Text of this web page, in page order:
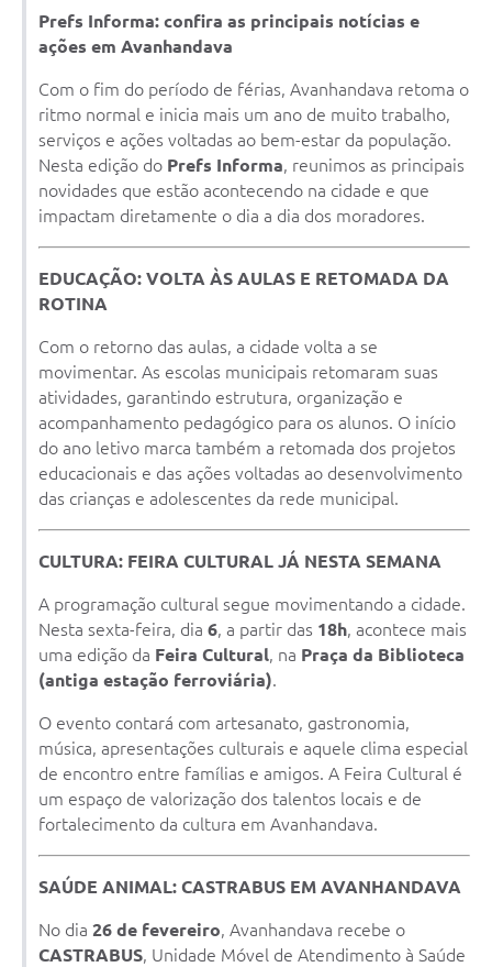
Prefs Informa: confira as principais notícias e
ações em Avanhandava
Com o fim do período de férias, Avanhandava retoma o
ritmo normal e inicia mais um ano de muito trabalho,
serviços e ações voltadas ao bem-estar da população.
Nesta edição do Prefs Informa, reunimos as principais
novidades que estão acontecendo na cidade e que
impactam diretamente o dia a dia dos moradores.
EDUCAÇÃO: VOLTA ÀS AULAS E RETOMADA DA
ROTINA
Com o retorno das aulas, a cidade volta a se
movimentar. As escolas municipais retomaram suas
atividades, garantindo estrutura, organização e
acompanhamento pedagógico para os alunos. O início
do ano letivo marca também a retomada dos projetos
educacionais e das ações voltadas ao desenvolvimento
das crianças e adolescentes da rede municipal.
CULTURA: FEIRA CULTURAL JÁ NESTA SEMANA
A programação cultural segue movimentando a cidade.
Nesta sexta-feira, dia 6, a partir das 18h, acontece mais
uma edição da Feira Cultural, na Praça da Biblioteca
(antiga estação ferroviária).
O evento contará com artesanato, gastronomia,
música, apresentações culturais e aquele clima especial
de encontro entre famílias e amigos. A Feira Cultural é
um espaço de valorização dos talentos locais e de
fortalecimento da cultura em Avanhandava.
SAÚDE ANIMAL: CASTRABUS EM AVANHANDAVA
No dia 26 de fevereiro, Avanhandava recebe o
CASTRABUS, Unidade Móvel de Atendimento à Saúde